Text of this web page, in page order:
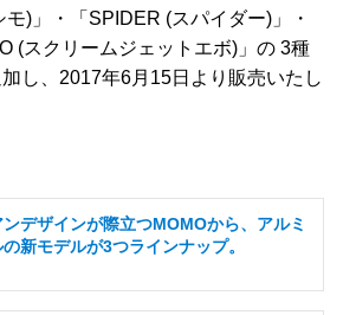
モ)」・「SPIDER (スパイダー)」・
(スクリームジェットエボ)」の 3種
し、2017年6月15日より販売いたし
デザインが際立つMOMOから、アルミ
新モデルが3つラインナップ。